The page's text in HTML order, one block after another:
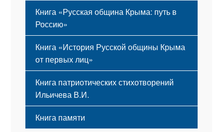
Книга «Русская община Крыма: путь в
Россию»
Книга «История Русской общины Крыма
от первых лиц»
Книга патриотических стихотворений
Ильичева В.И.
Книга памяти